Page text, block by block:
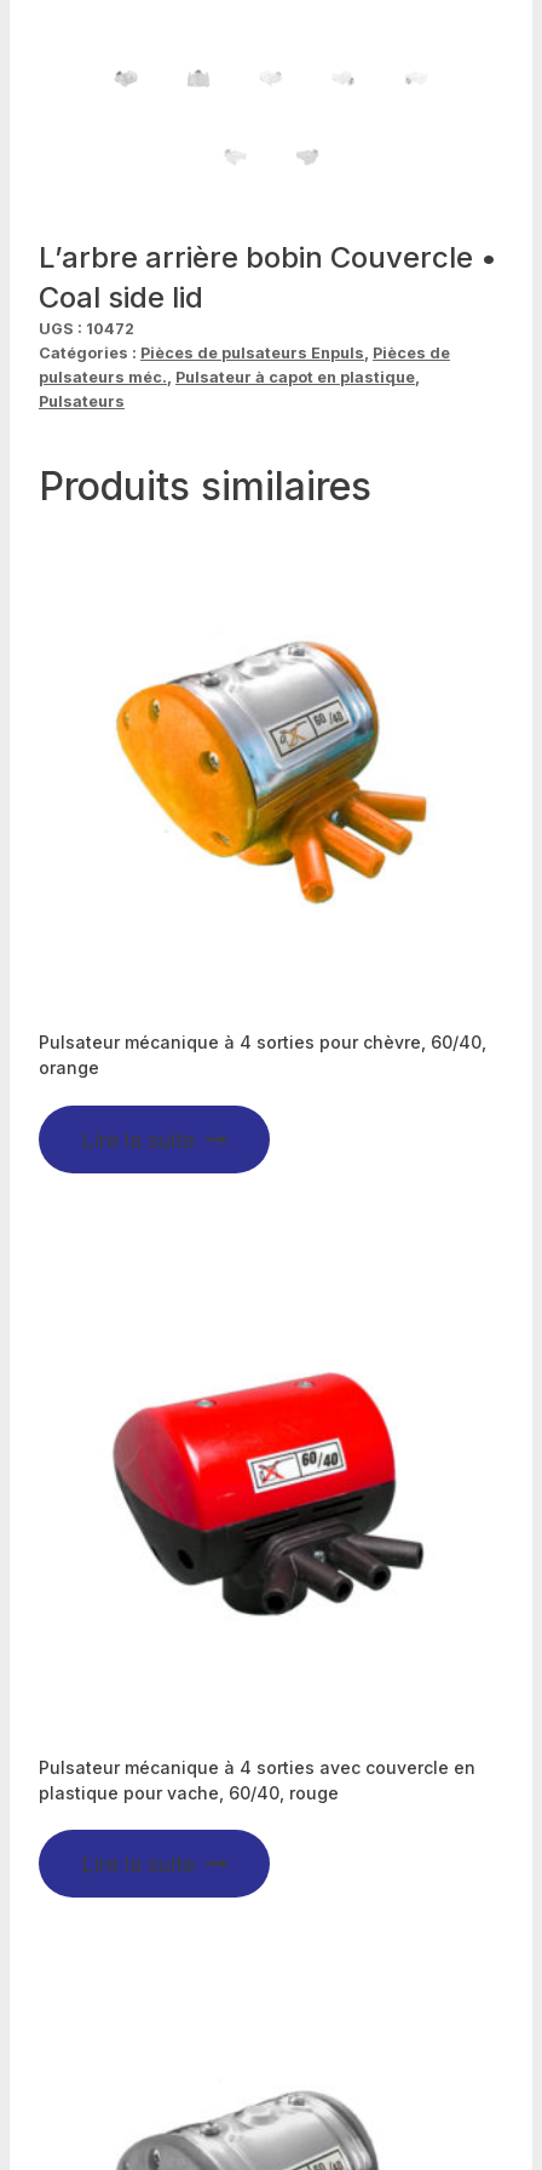
L’arbre arrière bobin Couvercle •
Coal side lid
UGS : 10472
Catégories : Pièces de pulsateurs Enpuls, Pièces de
pulsateurs méc., Pulsateur à capot en plastique,
Pulsateurs
Produits similaires
Pulsateur mécanique à 4 sorties pour chèvre, 60/40,
orange
Lire la suite
Pulsateur mécanique à 4 sorties avec couvercle en
plastique pour vache, 60/40, rouge
Lire la suite